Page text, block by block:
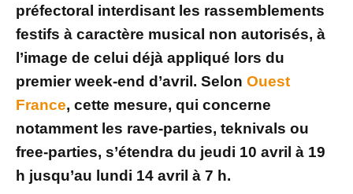
préfectoral interdisant les rassemblements
festifs à caractère musical non autorisés, à
l’image de celui déjà appliqué lors du
premier week-end d’avril. Selon Ouest
France, cette mesure, qui concerne
notamment les rave-parties, teknivals ou
free-parties, s’étendra du jeudi 10 avril à 19
h jusqu’au lundi 14 avril à 7 h.